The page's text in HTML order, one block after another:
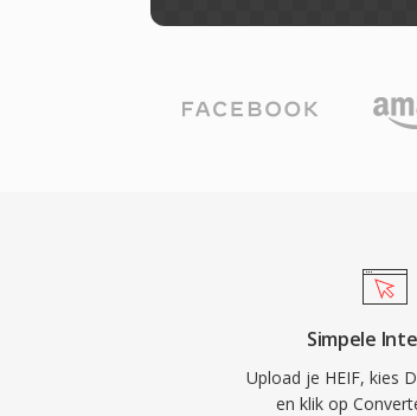
Simpele
Upload je HEIF, kies
en klik op